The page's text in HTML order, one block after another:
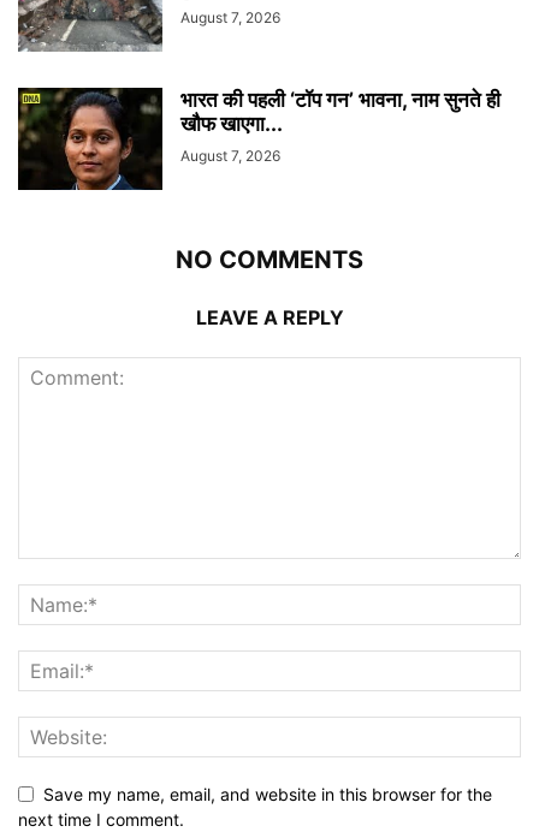
August 7, 2026
भारत की पहली ‘टॉप गन’ भावना, नाम सुनते ही
खौफ खाएगा...
August 7, 2026
NO COMMENTS
LEAVE A REPLY
Save my name, email, and website in this browser for the
next time I comment.